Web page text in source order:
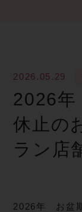
2026.05.29
2026
休止の
ラン店
2026年 お盆